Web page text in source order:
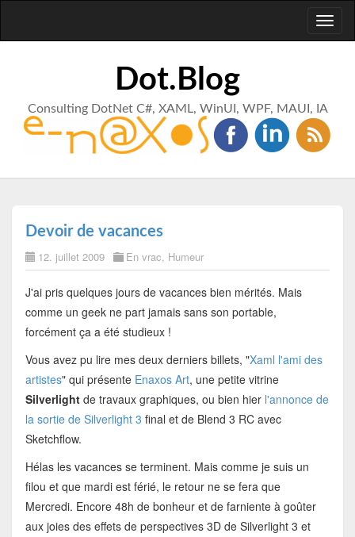
Dot.Blog
Consulting DotNet C#, XAML, WinUI, WPF, MAUI, IA
Devoir de vacances
12. juillet 2009 En vrac, Humeur
J'ai pris quelques jours de vacances bien mérités. Mais
comme un geek ne part jamais sans son portable,
forcément ça a été studieux !
Vous avez pu lire mes deux derniers billets, "Xaml l'ami des
artistes" qui présente Enaxos Art, une petite vitrine
Silverlightde travaux graphiques, ou bien hier l'annonce de
la sortie de Silverlight 3 final et de Blend 3 RC avec
Sketchflow.
Hélas les vacances se terminent. Mais comme je suis un
filou et que mardi est férié, le retour ne se fera que
Mercredi. Encore 48h de bonheur et de farniente à goûter
aux joies des effets de perspectives 3D de Silverlight 3 et